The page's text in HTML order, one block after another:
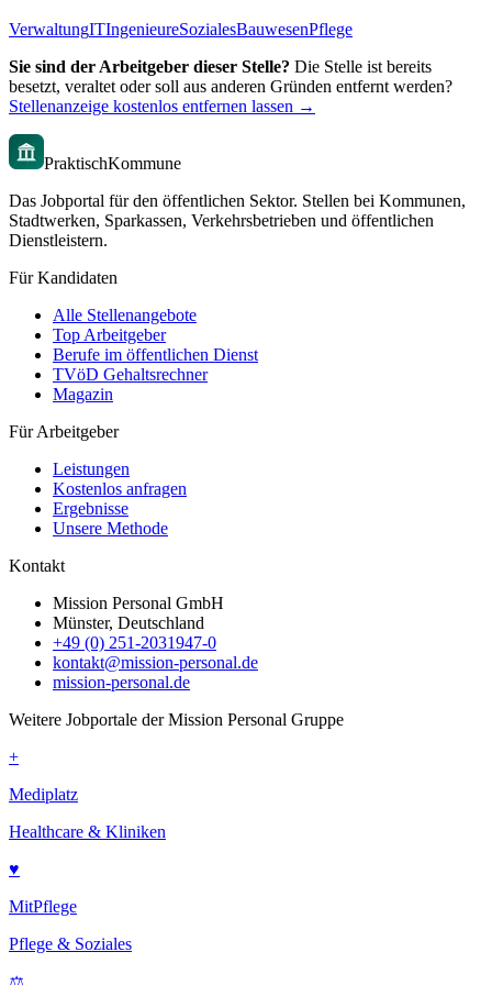
VerwaltungITIngenieureSozialesBauwesenPflege
Sie sind der Arbeitgeber dieser Stelle? Die Stelle ist bereits
besetzt, veraltet oder soll aus anderen Gründen entfernt werden?
Stellenanzeige kostenlos entfernen lassen →
PraktischKommune
Das Jobportal für den öffentlichen Sektor. Stellen bei Kommunen,
Stadtwerken, Sparkassen, Verkehrsbetrieben und öffentlichen
Dienstleistern.
Für Kandidaten
Alle Stellenangebote
Top Arbeitgeber
Berufe im öffentlichen Dienst
TVöD Gehaltsrechner
Magazin
Für Arbeitgeber
Leistungen
Kostenlos anfragen
Ergebnisse
Unsere Methode
Kontakt
Mission Personal GmbH
Münster, Deutschland
+49 (0) 251-2031947-0
kontakt@mission-personal.de
mission-personal.de
Weitere Jobportale der Mission Personal Gruppe
+
Mediplatz
Healthcare & Kliniken
♥
MitPflege
Pflege & Soziales